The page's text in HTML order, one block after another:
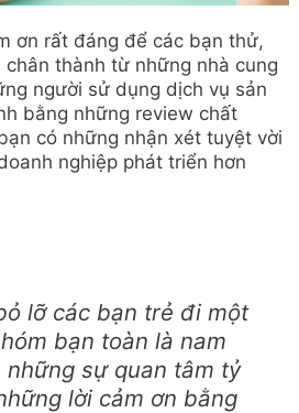
ơn rất đáng để các bạn thử,
thành từ những nhà cung
người sử dụng dịch vụ sản
bằng những review chất
có những nhận xét tuyệt vời
nghiệp phát triển hơn
lỡ các bạn trẻ đi một
bạn toàn là nam
những sự quan tâm tỷ
lời cảm ơn bằng